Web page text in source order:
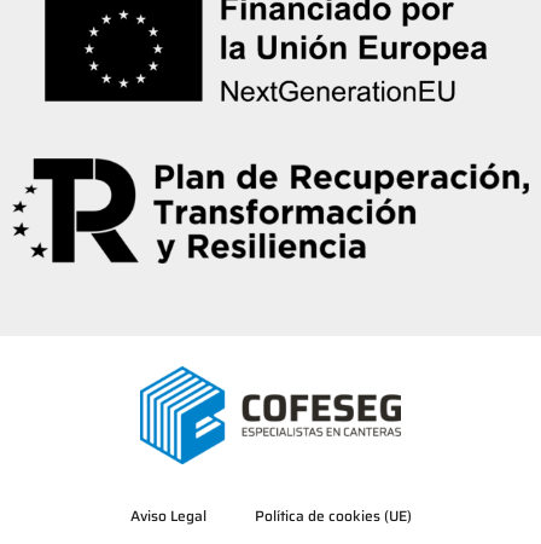
Aviso Legal Política de cookies (UE)